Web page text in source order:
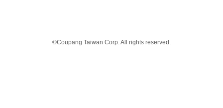
©Coupang Taiwan Corp. All rights reserved.